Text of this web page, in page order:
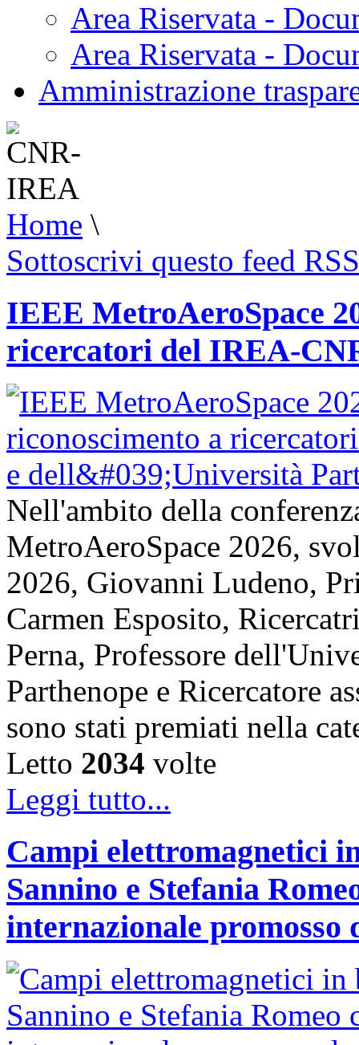
Area Riservata -
Area Riservata -
Amministrazione
Home \
Sottoscrivi questo feed RSS
IEEE MetroAeroSpace
ricercatori del IREA-
Nell'ambito della
MetroAeroSpace 2026,
2026, Giovanni Ludeno,
Carmen Esposito,
Perna, Professore
Parthenope e Ricercatore
sono stati premiati nella
Letto 2034 volte
Leggi tutto...
Campi elettromagnetici
Sannino e Stefania
internazionale promosso